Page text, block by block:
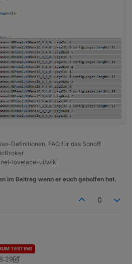
Definitionen, FAQ für das Sonoff
lovelace-ui/wiki
im Beitrag wenn er euch geholfen hat.
0
ungetestet)
TESTING